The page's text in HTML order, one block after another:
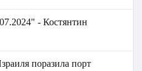
- Костянтин
поразила порт